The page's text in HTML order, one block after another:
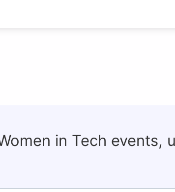
in Tech events,